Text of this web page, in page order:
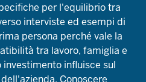
per l'equilibrio tra
interviste ed esempi di
persona perché vale la
tra lavoro, famiglia e
influisce sul
Conoscere